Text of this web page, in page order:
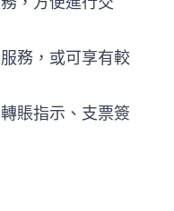
務，或可享有較
賬指示、支票簽